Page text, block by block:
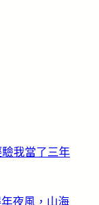
我當了三年
夜風，山海